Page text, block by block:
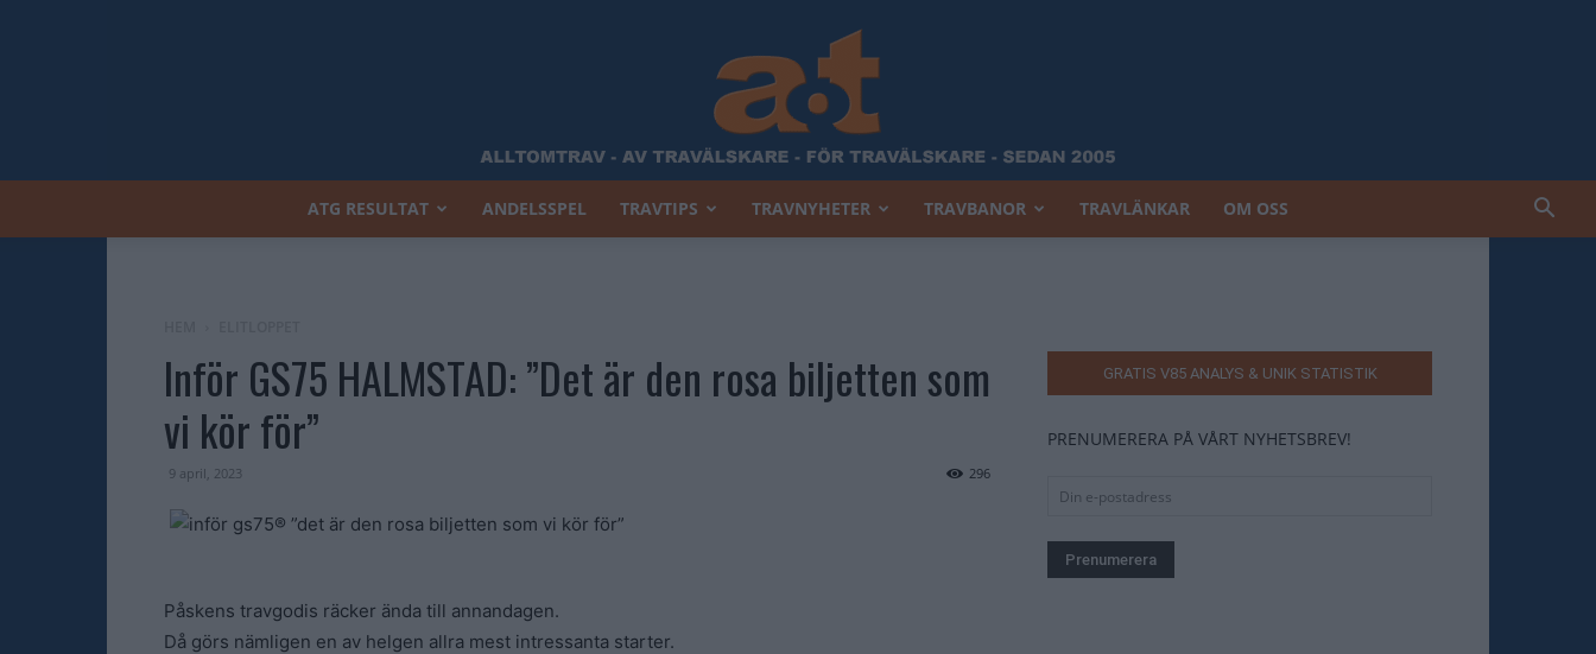
ATG RESULTAT ANDELSSPEL TRAVTIPS TRAVNYHETER TRAVBANOR TRAVLÄNKAR OM OSS
Inför GS75 HALMSTAD: ”Det är den rosa biljetten som
vi kör för”
9 april, 2023 296
Påskens travgodis räcker ända till annandagen.
Då görs nämligen en av helgen allra mest intressanta starter.
GRATIS V85 ANALYS & UNIK STATISTIK
PRENUMERERA PÅ VÅRT NYHETSBREV!